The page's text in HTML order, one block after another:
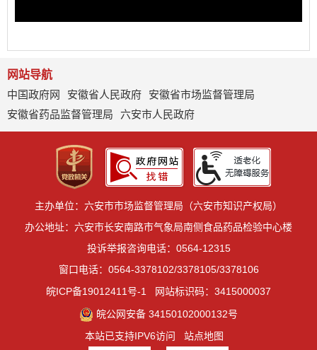
网站导航
中国政府网
安徽省人民政府
安徽省市场监督管理局
安徽省药品监督管理局
六安市人民政府
主办单位：六安市市场监督管理局（六安市知识产权局）
办公地址：六安市长安南路市气象局南侧食品药品检验中心楼
投诉举报咨询电话：0564-12315
窗口电话：0564-3378102/3378105/3378106
皖ICP备19012411号-1
网站标识码：3415000037
皖公网安备 34150102000132号
本站已支持IPV6访问
站点地图